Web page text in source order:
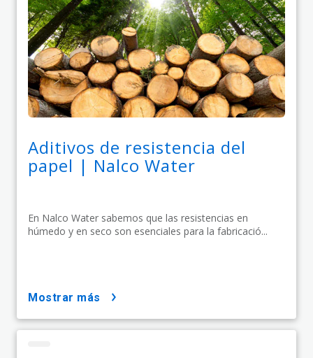
Aditivos de resistencia del
papel | Nalco Water
En Nalco Water sabemos que las resistencias en
húmedo y en seco son esenciales para la fabricació...
mostrar más